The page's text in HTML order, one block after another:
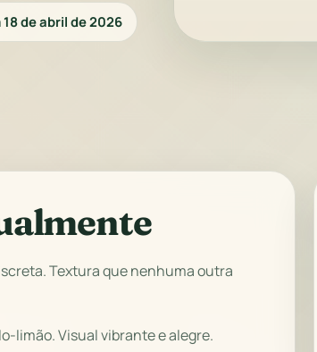
de abril de 2026
Textura que nenhuma outra
limão. Visual vibrante e alegre.